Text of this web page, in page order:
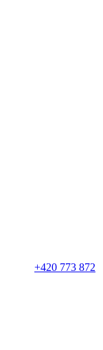
+420 773 872